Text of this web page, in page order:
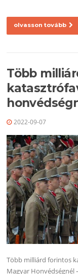
olvasson tovább
Több
2022-09-07
Több milliárd forintos
Magyar Honvédségnél